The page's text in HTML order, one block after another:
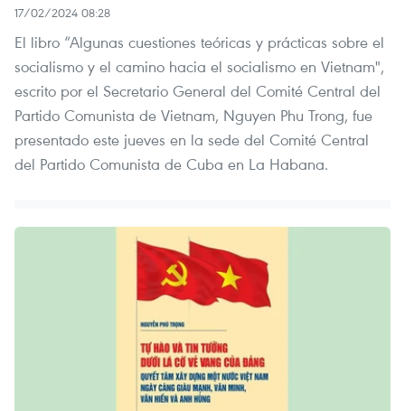
17/02/2024 08:28
El libro “Algunas cuestiones teóricas y prácticas sobre el
socialismo y el camino hacia el socialismo en Vietnam",
escrito por el Secretario General del Comité Central del
Partido Comunista de Vietnam, Nguyen Phu Trong, fue
presentado este jueves en la sede del Comité Central
del Partido Comunista de Cuba en La Habana.